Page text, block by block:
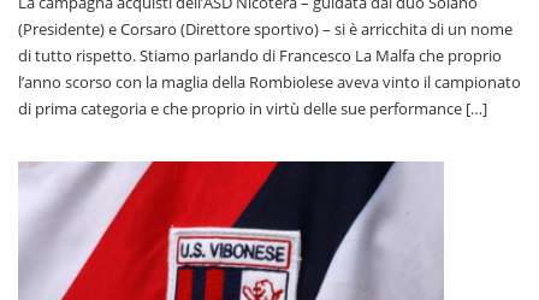
(Presidente) e Corsaro (Direttore sportivo) – si è arricchita di un nome
di tutto rispetto. Stiamo parlando di Francesco La Malfa che proprio
l’anno scorso con la maglia della Rombiolese aveva vinto il campionato
di prima categoria e che proprio in virtù delle sue performance […]